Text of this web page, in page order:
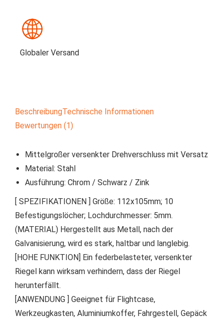
Globaler Versand
BeschreibungTechnische Informationen
Bewertungen (1)
Mittelgroßer versenkter Drehverschluss mit Versatz
Material: Stahl
Ausführung: Chrom / Schwarz / Zink
[ SPEZIFIKATIONEN ] Größe: 112x105mm; 10
Befestigungslöcher; Lochdurchmesser: 5mm.
(MATERIAL) Hergestellt aus Metall, nach der
Galvanisierung, wird es stark, haltbar und langlebig.
[HOHE FUNKTION] Ein federbelasteter, versenkter
Riegel kann wirksam verhindern, dass der Riegel
herunterfällt.
[ANWENDUNG ] Geeignet für Flightcase,
Werkzeugkasten, Aluminiumkoffer, Fahrgestell, Gepäck